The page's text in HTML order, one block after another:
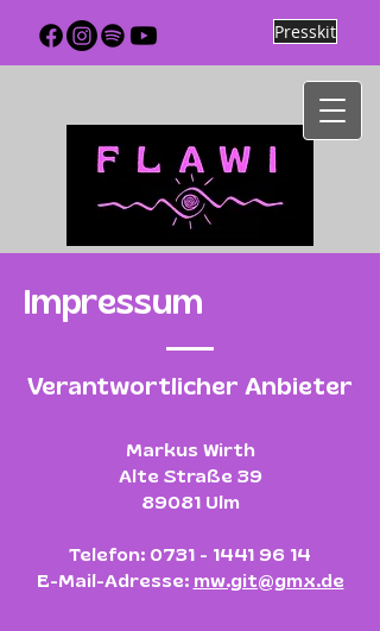
Presskit
Impressum
Verantwortlicher Anbieter
Markus Wirth
Alte Straße 39
89081 Ulm
Telefon: 0731 - 1441 96 14
E-Mail-Adresse: mw.git@gmx.de